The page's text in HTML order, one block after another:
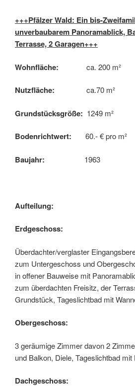
+++Pfälzer Wald: Ein bis-
unverbaubarem Panoramablick,
Terrasse, 2 Garagen+++
Wohnfläche: ca. 200 m²
Nutzfläche: ca.70 m²
Grundstücksgröße: 1249 m²
Bodenrichtwert: 60.- € pro m²
Baujahr: 1963
Aufteilung:
Erdgeschoss:
Überdachter/verglaster
zum Untergeschoss und
in offener Bauweise mit
zum überdachten Freisitz, der
Grundstück, Tageslichtbad mit
Obergeschoss:
3 geräumige Zimmer davon 2
und Balkon, Diele, Tageslichtbad
Dachgeschoss: